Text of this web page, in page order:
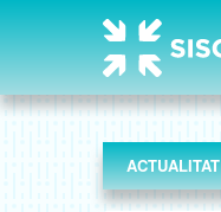
ACTUALITAT